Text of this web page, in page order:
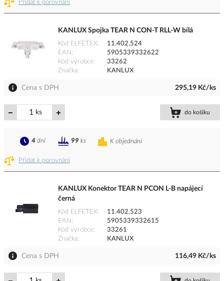
Přidat k porovnání
KANLUX Spojka TEAR N CON-T RLL-W bílá
Kód ELFETEX
11.402.524
EAN
5905339332622
Kód výrobce
33262
Značka
KANLUX
Cena s DPH 295,19 Kč/ks
ks do košíku
Přidat k porovnání
K objednání
4 dní 99 ks
KANLUX Konektor TEAR N PCON L-B napájecí
černá
Kód ELFETEX
11.402.523
EAN
5905339332615
Kód výrobce
33261
Značka
KANLUX
Cena s DPH 116,49 Kč/ks